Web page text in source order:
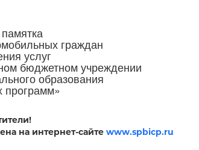
граждан
услуг
бюджетном учреждении
образования
программ»
на интернет-сайтеwww.spbicp.ru